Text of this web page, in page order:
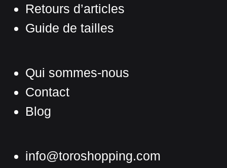
Retours d’articles
Guide de tailles
Qui sommes-nous
Contact
Blog
info@toroshopping.com